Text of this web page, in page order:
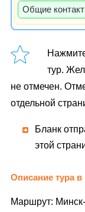
Общие
тур.
не отмечен.
отдельной
Бланк
этой
Описание тура
Маршрут: